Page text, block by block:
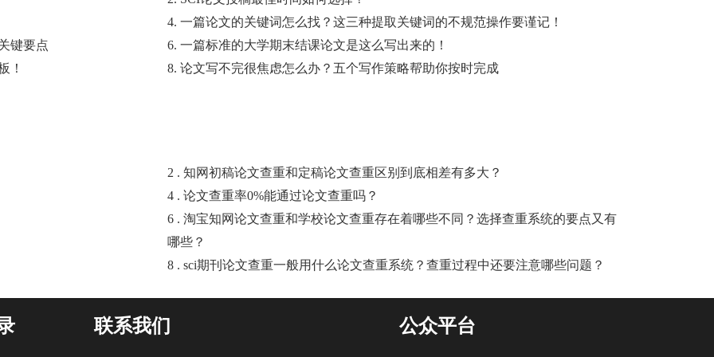
4. 一篇论文的关键词怎么找？这三种提取关键词的不规范操作要谨记！
键要点
6. 一篇标准的大学期末结课论文是这么写出来的！
！
8. 论文写不完很焦虑怎么办？五个写作策略帮助你按时完成
2 . 知网初稿论文查重和定稿论文查重区别到底相差有多大？
4 . 论文查重率0%能通过论文查重吗？
6 . 淘宝知网论文查重和学校论文查重存在着哪些不同？选择查重系统的要点又有
哪些？
8 . sci期刊论文查重一般用什么论文查重系统？查重过程中还要注意哪些问题？
联系我们 公众平台